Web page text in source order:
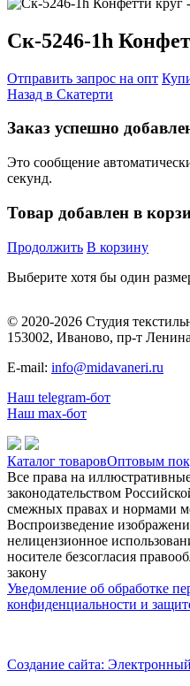
Ск-5246-1h
Отправить запрос на опт
Назад в Скатерти
Заказ успешно
Это сообщение
секунд.
Товар добавлен в
Продолжить В корзину
Выберите хотя бы один
© 2020-2026 Студия
153002, Иваново, пр-т
E-mail: info@midavaneri.ru
Наш telegram-бот
Наш max-бот
Каталог товаровОптовым
Все права на
законодательством
смежных правах и нормами
Воспроизведение
нелицензионное
носителе безсогласия
закону
Уведомление об обработке
конфиденциальности и
Создание сайта: